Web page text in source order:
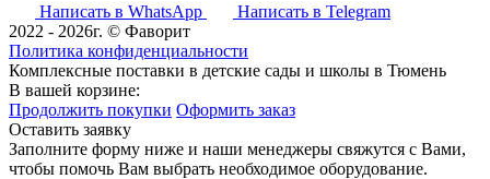
Написать в WhatsApp
Написать в Telegram
2022 - 2026г. © Фаворит
Политика конфиденциальности
Комплексные поставки в детские сады и школы в Тюмень
В вашей корзине:
Продолжить покупки Оформить заказ
Оставить заявку
Заполните форму ниже и наши менеджеры свяжутся с Вами,
чтобы помочь Вам выбрать необходимое оборудование.